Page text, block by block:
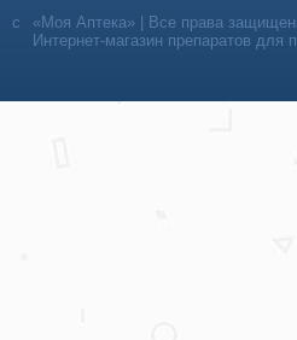
«Моя Аптека» | Все права
Интернет-магазин препаратов